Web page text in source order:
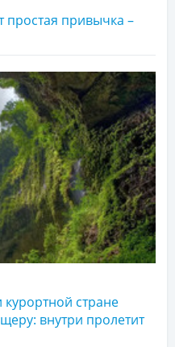
привычка –
стране
внутри пролетит